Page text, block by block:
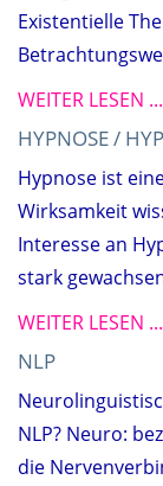
Existentielle
WEITER LESEN ...
HYPNOSE /
Hypnose ist
Wirksamkeit
Interesse an
stark
WEITER LESEN ...
NLP
NLP? Neuro:
die